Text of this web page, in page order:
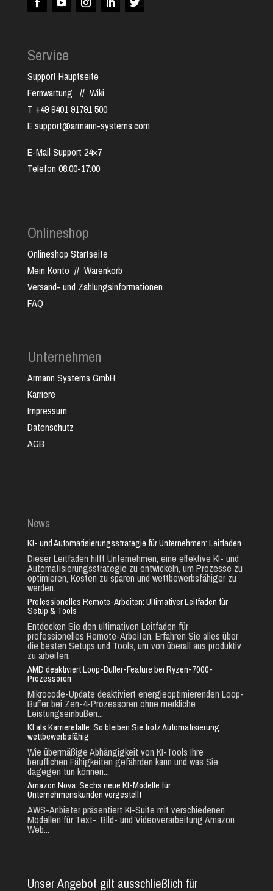
Service
Support Hauptseite
Fernwartung // Wiki
T +49 9401 91791 500
E support@armann-systems.com
E-Mail Support 24×7
Telefon 08:00-17:00
Onlineshop
Onlineshop Startseite
Mein Konto // Warenkorb
Versand- und Zahlungsinformationen
FAQ
Unternehmen
Armann Systems GmbH
Karriere
Impressum
Datenschutz
AGB
News
KI- und Automatisierungsstrategie für Unternehmen: Leitfaden
Dieser Leitfaden hilft Unternehmen, eine effektive KI- und
Automatisierungsstrategie zu entwickeln, um Prozesse zu
optimieren, Kosten zu sparen und wettbewerbsfähiger zu
werden.
Professionelles Remote-Arbeiten: Ultimativer Leitfaden für
Setup & Tools
Entdecken Sie den ultimativen Leitfaden für
professionelles Remote-Arbeiten. Erfahren Sie alles über
die besten Setups und Tools, um von überall aus produktiv
zu arbeiten.
AMD deaktiviert Loop-Buffer-Feature bei Ryzen-7000-
Prozessoren
Mikrocode-Update deaktiviert energieoptimierenden Loop-
Buffer bei Zen-4-Prozessoren ohne merkliche
Leistungseinbußen...
KI als Karrierefalle: So bleiben Sie trotz Automatisierung
wettbewerbsfähig
Wie übermäßige Abhängigkeit von KI-Tools Ihre
beruflichen Fähigkeiten gefährden kann und was Sie
dagegen tun können...
Amazon Nova: Sechs neue KI-Modelle für
Unternehmenskunden vorgestellt
AWS-Anbieter präsentiert KI-Suite mit verschiedenen
Modellen für Text-, Bild- und Videoverarbeitung Amazon
Web...
Unser Angebot gilt ausschließlich für